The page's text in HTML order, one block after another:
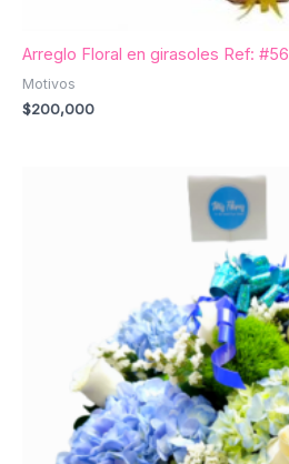
Arreglo Floral en girasoles Ref: #56
Motivos
$200,000